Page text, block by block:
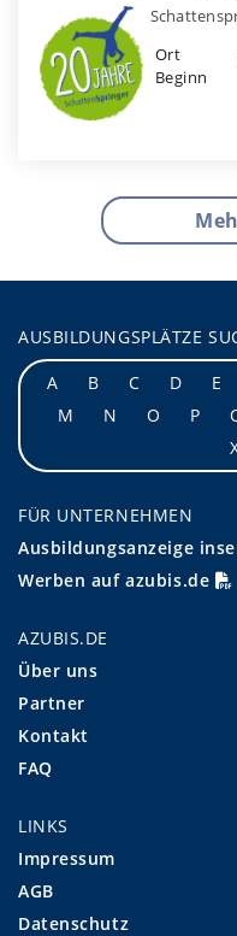
Ort
Beginn
AUSBILDUNGSPLÄTZE
A
B C D E
M
N O P
FÜR UNTERNEHMEN
Ausbildungsanzeige
Werben auf azubis.de
AZUBIS.DE
Über uns
Partner
Kontakt
FAQ
LINKS
Impressum
AGB
Datenschutz